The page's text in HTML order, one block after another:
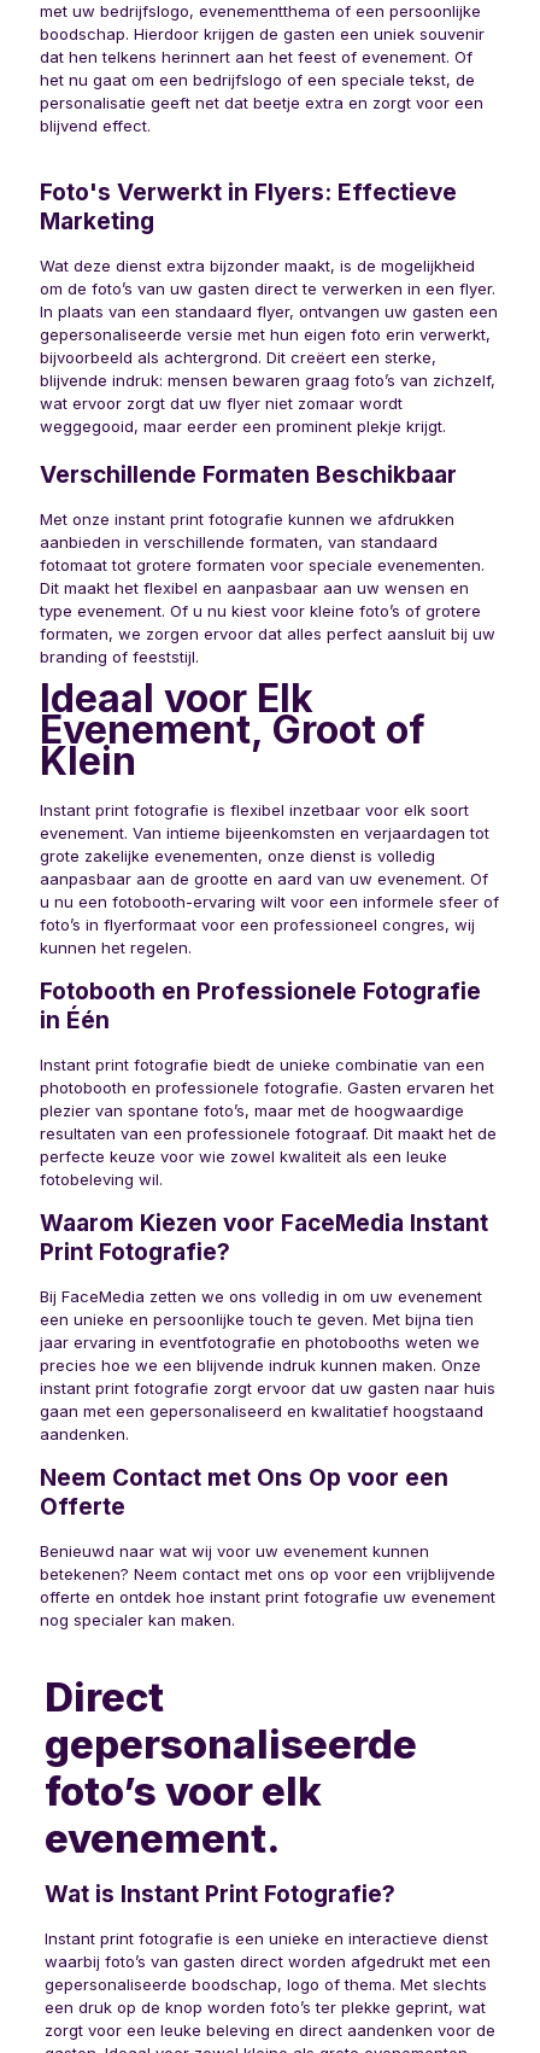
met uw bedrijfslogo, evenementthema of een persoonlijke
boodschap. Hierdoor krijgen de gasten een uniek souvenir
dat hen telkens herinnert aan het feest of evenement. Of
het nu gaat om een bedrijfslogo of een speciale tekst, de
personalisatie geeft net dat beetje extra en zorgt voor een
blijvend effect.
Foto's Verwerkt in Flyers: Effectieve
Marketing
Wat deze dienst extra bijzonder maakt, is de mogelijkheid
om de foto’s van uw gasten direct te verwerken in een flyer.
In plaats van een standaard flyer, ontvangen uw gasten een
gepersonaliseerde versie met hun eigen foto erin verwerkt,
bijvoorbeeld als achtergrond. Dit creëert een sterke,
blijvende indruk: mensen bewaren graag foto’s van zichzelf,
wat ervoor zorgt dat uw flyer niet zomaar wordt
weggegooid, maar eerder een prominent plekje krijgt.
Verschillende Formaten Beschikbaar
Met onze instant print fotografie kunnen we afdrukken
aanbieden in verschillende formaten, van standaard
fotomaat tot grotere formaten voor speciale evenementen.
Dit maakt het flexibel en aanpasbaar aan uw wensen en
type evenement. Of u nu kiest voor kleine foto’s of grotere
formaten, we zorgen ervoor dat alles perfect aansluit bij uw
branding of feeststijl.
Ideaal voor Elk
Evenement, Groot of
Klein
Instant print fotografie is flexibel inzetbaar voor elk soort
evenement. Van intieme bijeenkomsten en verjaardagen tot
grote zakelijke evenementen, onze dienst is volledig
aanpasbaar aan de grootte en aard van uw evenement. Of
u nu een fotobooth-ervaring wilt voor een informele sfeer of
foto’s in flyerformaat voor een professioneel congres, wij
kunnen het regelen.
Fotobooth en Professionele Fotografie
in Één
Instant print fotografie biedt de unieke combinatie van een
photobooth en professionele fotografie. Gasten ervaren het
plezier van spontane foto’s, maar met de hoogwaardige
resultaten van een professionele fotograaf. Dit maakt het de
perfecte keuze voor wie zowel kwaliteit als een leuke
fotobeleving wil.
Waarom Kiezen voor FaceMedia Instant
Print Fotografie?
Bij FaceMedia zetten we ons volledig in om uw evenement
een unieke en persoonlijke touch te geven. Met bijna tien
jaar ervaring in eventfotografie en photobooths weten we
precies hoe we een blijvende indruk kunnen maken. Onze
instant print fotografie zorgt ervoor dat uw gasten naar huis
gaan met een gepersonaliseerd en kwalitatief hoogstaand
aandenken.
Neem Contact met Ons Op voor een
Offerte
Benieuwd naar wat wij voor uw evenement kunnen
betekenen? Neem contact met ons op voor een vrijblijvende
offerte en ontdek hoe instant print fotografie uw evenement
nog specialer kan maken.
Direct
gepersonaliseerde
foto’s voor elk
evenement.
Wat is Instant Print Fotografie?
Instant print fotografie is een unieke en interactieve dienst
waarbij foto’s van gasten direct worden afgedrukt met een
gepersonaliseerde boodschap, logo of thema. Met slechts
een druk op de knop worden foto’s ter plekke geprint, wat
zorgt voor een leuke beleving en direct aandenken voor de